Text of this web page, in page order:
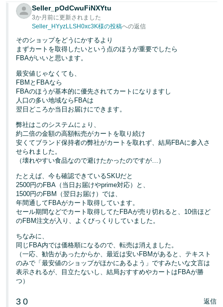
Seller_pOdCwuFiNXYtu
3か月前に更新されました
Seller_HYyzLLSH0xc3K様の投稿への返信
そのショップをどうにかするより
まずカートを取得したいという点のほうが重要でしたら
FBAがいいと思います。
最安値じゃなくても、
FBMとFBAなら
FBAのほうが基本的に優先されてカートになりますし
人口の多い地域ならFBAは
翌日どころか当日お届けにできます。
弊社はこのシステムにょり、
約二倍の金額の高額転売がカートを取り続け
安くてブランド保持者の弊社がカートを取れず、結局FBAに参入さ
せられました。
（壊れやすい食品なので避けたかったのですが…）
たとえば、今も確認できているSKUだと
2500円のFBA（当日お届けやprime対応）と、
1500円のFBM（翌日お届け）では、
年間通してFBAがカート取得しています。
セール期間などでカート取得してたFBAが売り切れると、10倍ほど
のFBM注文が入り、よくびっくりしていました。
ちなみに、
同じFBA内では価格順になるので、転売は消えました。
（一応、勧告があったからか、最近は安いFBMがあると、テキスト
のみで「最安値のショップがほかにあるよう」ですみたいな文言は
表示されるが、目立たないし、結局おすすめやカートはFBAが勝
つ）
3 0 返信